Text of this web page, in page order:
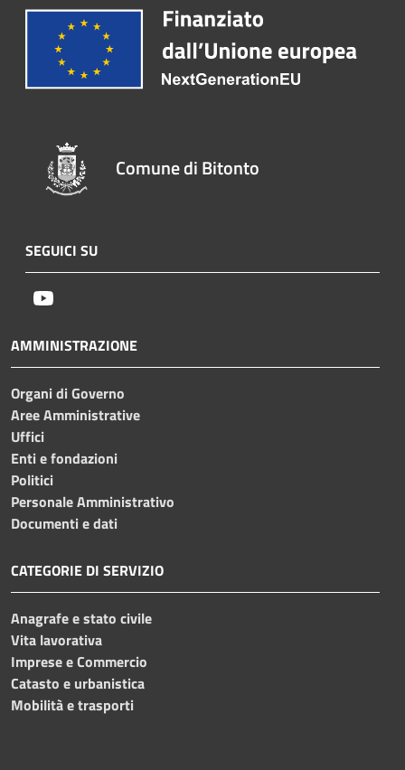
Comune di Bitonto
SEGUICI SU
AMMINISTRAZIONE
Organi di Governo
Aree Amministrative
Uffici
Enti e fondazioni
Politici
Personale Amministrativo
Documenti e dati
CATEGORIE DI SERVIZIO
Anagrafe e stato civile
Vita lavorativa
Imprese e Commercio
Catasto e urbanistica
Mobilità e trasporti